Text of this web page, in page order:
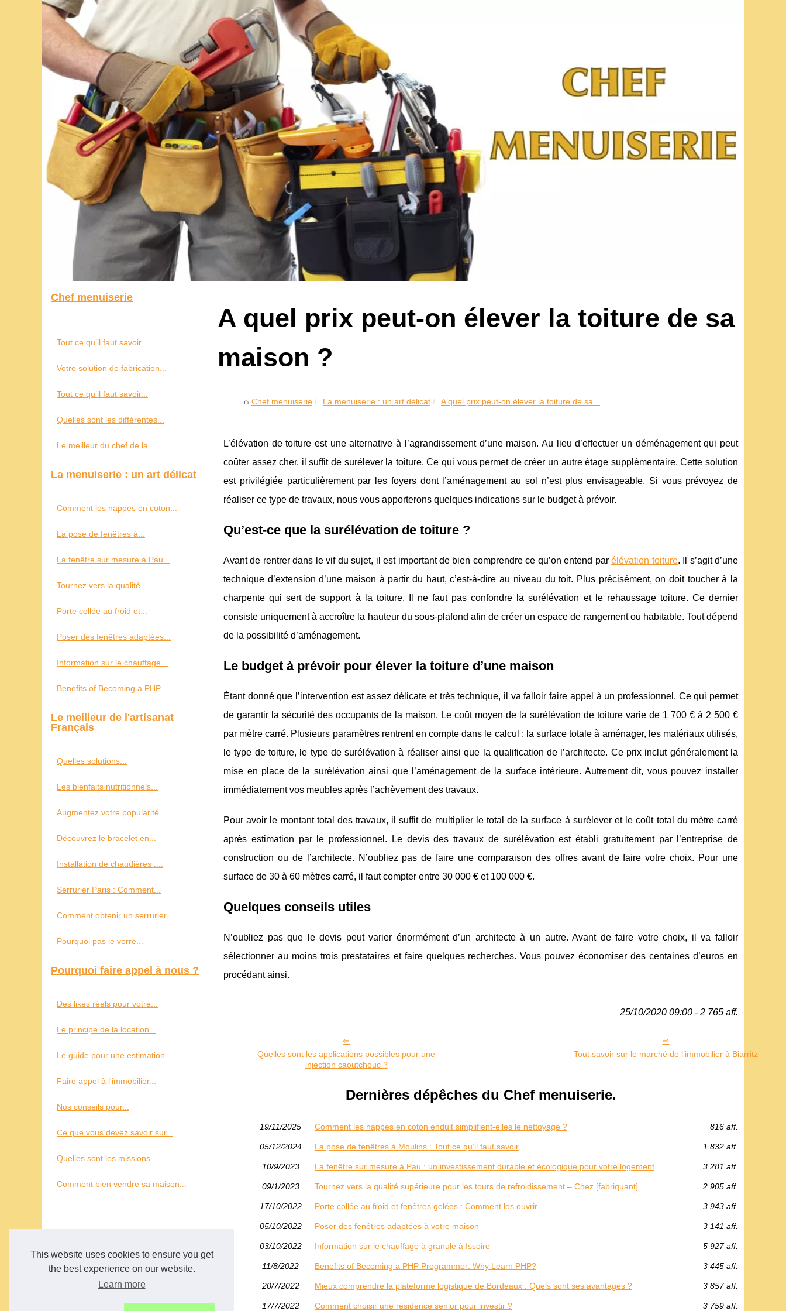
This website uses cookies to ensure you get
the best experience on our website.
Learn more
A quel prix peut-on élever la toiture de sa
maison ?
Chef menuiserie La menuiserie : un art délicat A quel prix peut-on élever la toiture de sa...
L’élévation de toiture est une alternative à l’agrandissement d’une maison. Au lieu d’effectuer un déménagement qui peut
coûter assez cher, il suffit de surélever la toiture. Ce qui vous permet de créer un autre étage supplémentaire. Cette solution
est privilégiée particulièrement par les foyers dont l’aménagement au sol n’est plus envisageable. Si vous prévoyez de
réaliser ce type de travaux, nous vous apporterons quelques indications sur le budget à prévoir.
Qu’est-ce que la surélévation de toiture ?
Avant de rentrer dans le vif du sujet, il est important de bien comprendre ce qu’on entend parélévation toiture. Il s’agit d’une
technique d’extension d’une maison à partir du haut, c’est-à-dire au niveau du toit. Plus précisément, on doit toucher à la
charpente qui sert de support à la toiture. Il ne faut pas confondre la surélévation et le rehaussage toiture. Ce dernier
consiste uniquement à accroître la hauteur du sous-plafond afin de créer un espace de rangement ou habitable. Tout dépend
de la possibilité d’aménagement.
Le budget à prévoir pour élever la toiture d’une maison
Étant donné que l’intervention est assez délicate et très technique, il va falloir faire appel à un professionnel. Ce qui permet
de garantir la sécurité des occupants de la maison. Le coût moyen de la surélévation de toiture varie de 1 700 € à 2 500 €
par mètre carré. Plusieurs paramètres rentrent en compte dans le calcul : la surface totale à aménager, les matériaux utilisés,
le type de toiture, le type de surélévation à réaliser ainsi que la qualification de l’architecte. Ce prix inclut généralement la
mise en place de la surélévation ainsi que l’aménagement de la surface intérieure. Autrement dit, vous pouvez installer
immédiatement vos meubles après l’achèvement des travaux.
Pour avoir le montant total des travaux, il suffit de multiplier le total de la surface à surélever et le coût total du mètre carré
après estimation par le professionnel. Le devis des travaux de surélévation est établi gratuitement par l’entreprise de
construction ou de l’architecte. N’oubliez pas de faire une comparaison des offres avant de faire votre choix. Pour une
surface de 30 à 60 mètres carré, il faut compter entre 30 000 € et 100 000 €.
Quelques conseils utiles
N’oubliez pas que le devis peut varier énormément d’un architecte à un autre. Avant de faire votre choix, il va falloir
sélectionner au moins trois prestataires et faire quelques recherches. Vous pouvez économiser des centaines d’euros en
procédant ainsi.
25/10/2020 09:00 - 2 765 aff.
Quelles sont les applications possibles pour une
injection caoutchouc ?
Tout savoir sur le marché de l’immobilier à Biarritz
Dernières dépêches du Chef menuiserie.
19/11/2025 Comment les nappes en coton enduit simplifient-elles le nettoyage ? 816 aff.
05/12/2024 La pose de fenêtres à Moulins : Tout ce qu’il faut savoir 1 832 aff.
10/9/2023 La fenêtre sur mesure à Pau : un investissement durable et écologique pour votre logement 3 281 aff.
09/1/2023 Tournez vers la qualité supérieure pour les tours de refroidissement – Chez [fabriquant] 2 905 aff.
17/10/2022 Porte collée au froid et fenêtres gelées : Comment les ouvrir 3 943 aff.
05/10/2022 Poser des fenêtres adaptées à votre maison 3 141 aff.
03/10/2022 Information sur le chauffage à granule à Issoire 5 927 aff.
11/8/2022 Benefits of Becoming a PHP Programmer: Why Learn PHP? 3 445 aff.
20/7/2022 Mieux comprendre la plateforme logistique de Bordeaux : Quels sont ses avantages ? 3 857 aff.
17/7/2022 Comment choisir une résidence senior pour investir ? 3 759 aff.
Chef menuiserie
Tout ce qu’il faut savoir...
Votre solution de fabrication...
Tout ce qu’il faut savoir...
Quelles sont les différentes...
Le meilleur du chef de la...
La menuiserie : un art délicat
Comment les nappes en coton...
La pose de fenêtres à...
La fenêtre sur mesure à Pau...
Tournez vers la qualité...
Porte collée au froid et...
Poser des fenêtres adaptées...
Information sur le chauffage...
Benefits of Becoming a PHP...
Le meilleur de l'artisanat
Français
Quelles solutions...
Les bienfaits nutritionnels...
Augmentez votre popularité...
Découvrez le bracelet en...
Installation de chaudières :...
Serrurier Paris : Comment...
Comment obtenir un serrurier...
Pourquoi pas le verre...
Pourquoi faire appel à nous ?
Des likes réels pour votre...
Le principe de la location...
Le guide pour une estimation...
Faire appel à l'immobilier...
Nos conseils pour...
Ce que vous devez savoir sur...
Quelles sont les missions...
Comment bien vendre sa maison...